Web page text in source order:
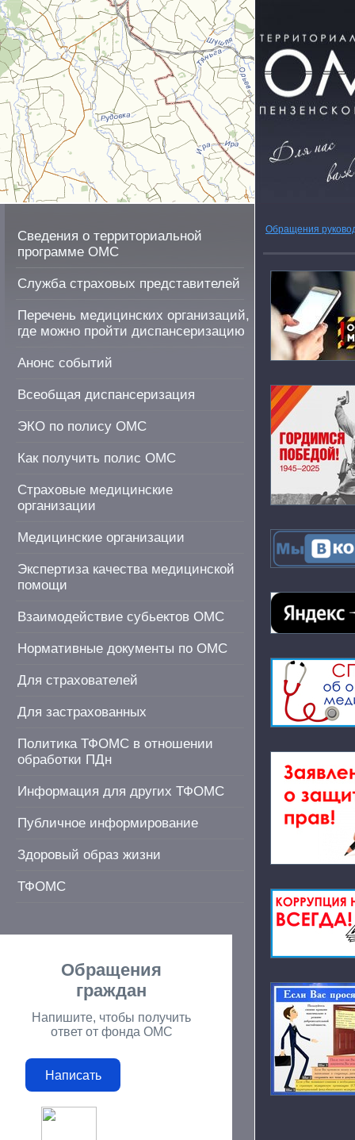
Сведения о территориальной
программе ОМС
Служба страховых представителей
Перечень медицинских организаций,
где можно пройти диспансеризацию
Анонс событий
Всеобщая диспансеризация
ЭКО по полису ОМС
Как получить полис ОМС
Страховые медицинские
организации
Медицинские организации
Экспертиза качества медицинской
помощи
Взаимодействие субьектов ОМС
Нормативные документы по ОМС
Для страхователей
Для застрахованных
Политика ТФОМС в отношении
обработки ПДн
Информация для других ТФОМС
Публичное информирование
Здоровый образ жизни
ТФОМС
Обращения
граждан
Напишите, чтобы получить
ответ от фонда ОМС
Написать
Обращения